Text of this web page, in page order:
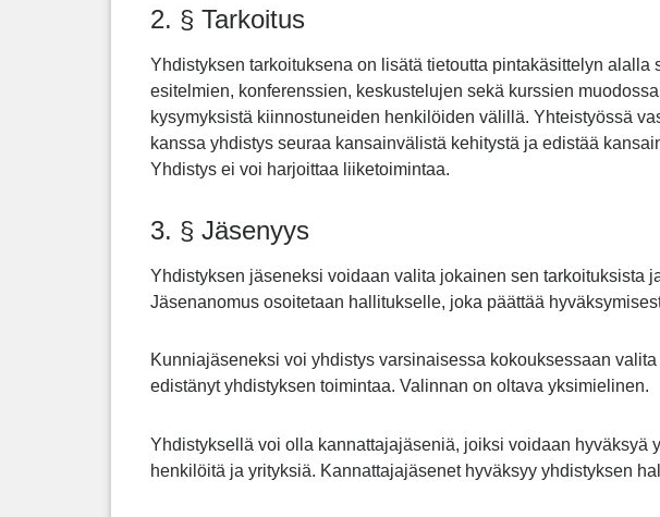
2. § Tarkoitus
Yhdistyksen tarkoituksena on lisätä tietoutta pintakäsittelyn alalla
esitelmien, konferenssien, keskustelujen sekä kurssien
kysymyksistä kiinnostuneiden henkilöiden välillä. Yhteistyössä
kanssa yhdistys seuraa kansainvälistä kehitystä ja edistää
Yhdistys ei voi harjoittaa liiketoimintaa.
3. § Jäsenyys
Yhdistyksen jäseneksi voidaan valita jokainen sen tarkoituksista
Jäsenanomus osoitetaan hallitukselle, joka päättää
Kunniajäseneksi voi yhdistys varsinaisessa kokouksessaan
edistänyt yhdistyksen toimintaa. Valinnan on oltava yksimielinen.
Yhdistyksellä voi olla kannattajajäseniä, joiksi voidaan hyväksyä
henkilöitä ja yrityksiä. Kannattajajäsenet hyväksyy yhdistyksen